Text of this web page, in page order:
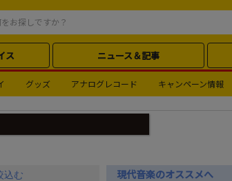
ス ニュース＆記事
グッズ アナログレコード キャンペーン情報
込む 現代音楽のオススメへ